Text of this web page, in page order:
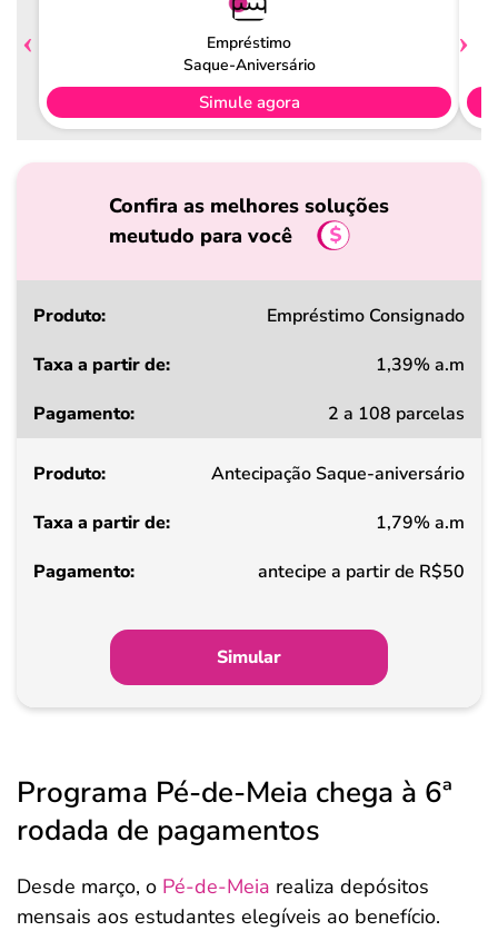
Empréstimo
Saque-Aniversário
Simule agora
Confira as melhores soluções
meutudo para você
Produto
a
de
Pagamento
Empréstimo Consignado
1,39% a.m
2 a 108 parcelas
Antecipação Saque-aniversário
1,79% a.m
antecipe a partir de R$50
Simular
Programa Pé-de-Meia chega à 6ª
rodada de pagamentos
Desde março, o Pé-de-Meia realiza depósitos
mensais aos estudantes elegíveis ao benefício.